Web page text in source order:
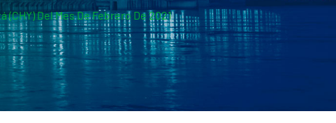
Del Mes De Febrero De 2021